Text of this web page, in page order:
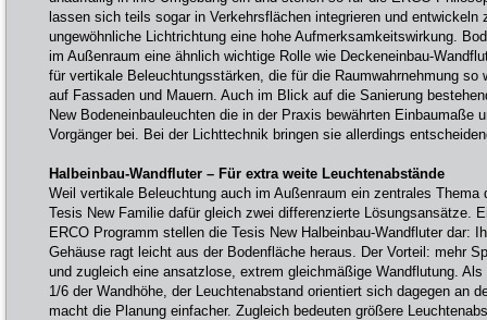
lassen sich teils sogar in Verkehrsflächen integrieren und entwickeln
ungewöhnliche Lichtrichtung eine hohe Aufmerksamkeitswirkung.
im Außenraum eine ähnlich wichtige Rolle wie Deckeneinbau-
für vertikale Beleuchtungsstärken, die für die Raumwahrnehmung so
auf Fassaden und Mauern. Auch im Blick auf die Sanierung
New Bodeneinbauleuchten die in der Praxis bewährten Einbaumaße
Vorgänger bei. Bei der Lichttechnik bringen sie allerdings
Halbeinbau-Wandfluter – Für extra weite Leuchtenabstände
Weil vertikale Beleuchtung auch im Außenraum ein zentrales
Tesis New Familie dafür gleich zwei differenzierte Lösungsansätze.
ERCO Programm stellen die Tesis New Halbeinbau-Wandfluter dar:
Gehäuse ragt leicht aus der Bodenfläche heraus. Der Vorteil: mehr
und zugleich eine ansatzlose, extrem gleichmäßige Wandflutung.
1/6 der Wandhöhe, der Leuchtenabstand orientiert sich dagegen an
macht die Planung einfacher. Zugleich bedeuten größere